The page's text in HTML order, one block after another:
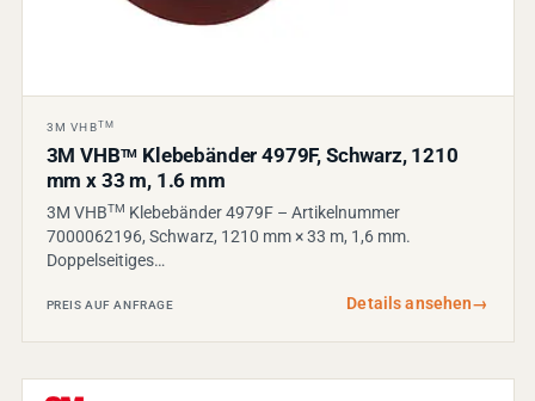
3M VHBTM
3M VHBTM
Klebebänder 4979F, Schwarz, 1210
mm x 33 m, 1.6 mm
3M VHBTM Klebebänder 4979F – Artikelnummer
7000062196, Schwarz, 1210 mm × 33 m, 1,6 mm.
Doppelseitiges…
PREIS AUF ANFRAGE Details ansehen→